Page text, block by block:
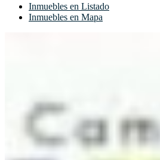
Inmuebles en Listado
Inmuebles en Mapa